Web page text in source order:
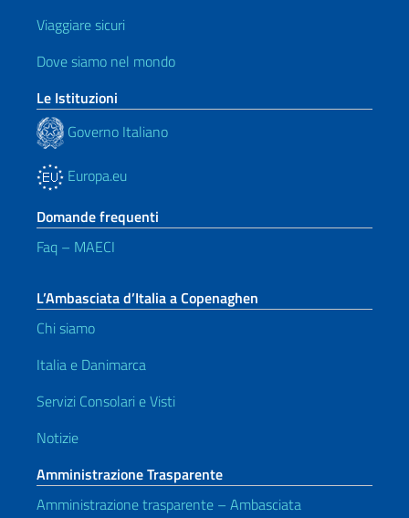
Viaggiare sicuri
Dove siamo nel mondo
Le Istituzioni
Governo Italiano
Europa.eu
Domande frequenti
Faq – MAECI
L’Ambasciata d’Italia a Copenaghen
Chi siamo
Italia e Danimarca
Servizi Consolari e Visti
Notizie
Amministrazione Trasparente
Amministrazione trasparente – Ambasciata